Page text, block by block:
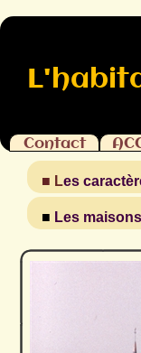
Contact
■ Les
■ Les